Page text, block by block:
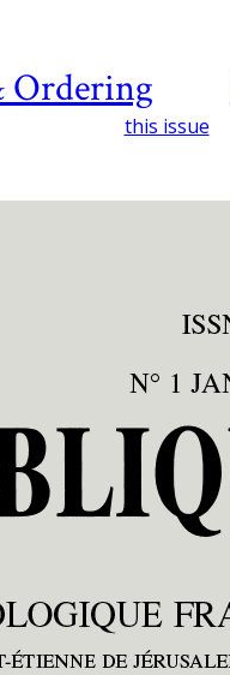
Ordering
this issue